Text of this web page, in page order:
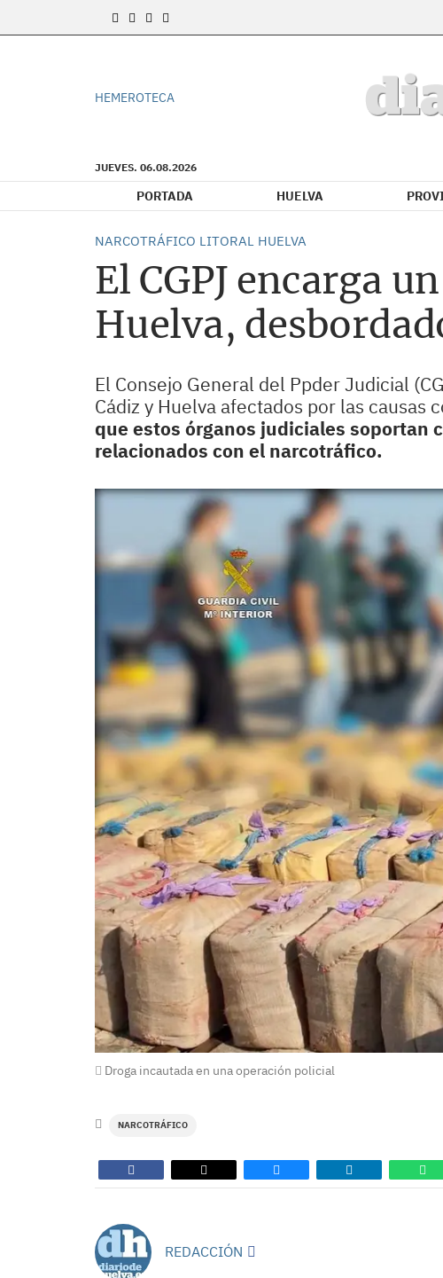
HEMEROTECA
JUEVES. 06.08.2026
PORTADA HUELVA
NARCOTRÁFICO LITORAL HUELVA
El CGPJ encarga
Huelva,
El Consejo General del Ppder Judicial
Cádiz y Huelva afectados por las causas
que estos órganos judiciales soportan
relacionados con el narcotráfico.
Droga incautada en una operación policial
NARCOTRÁFICO
REDACCIÓN